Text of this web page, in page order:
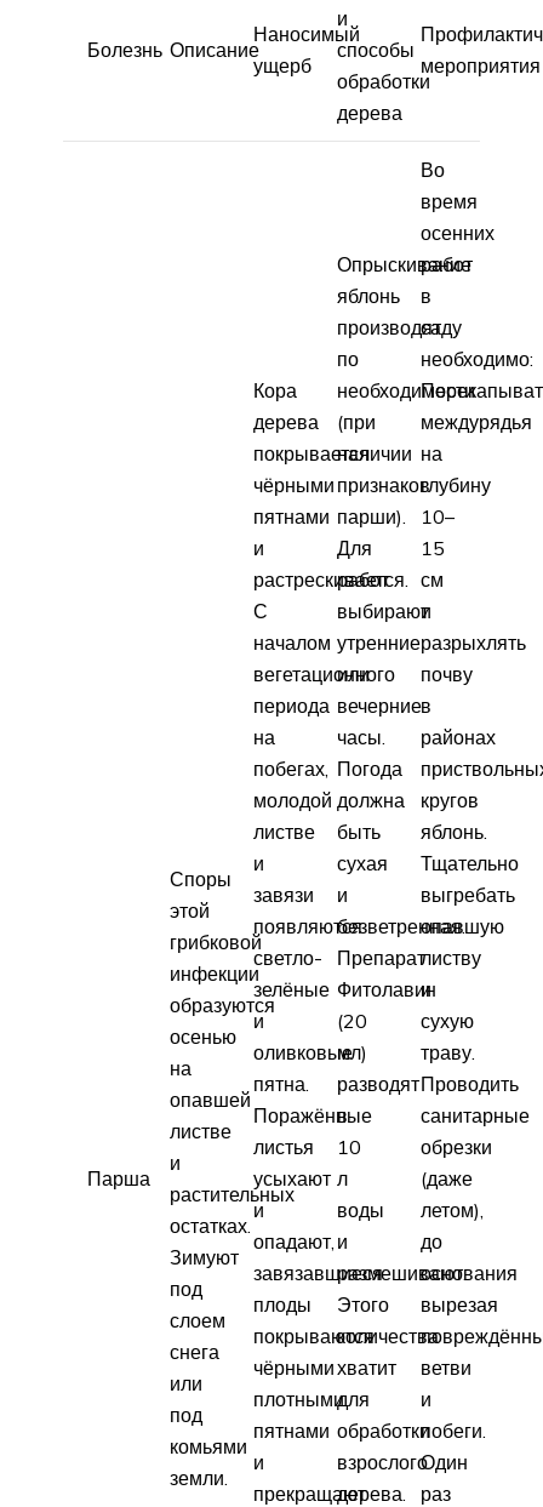
Болезнь Описание
Наносимый
ущерб
и
способы
обработки
дерева
мероприятия
Парша
Споры
этой
грибковой
инфекции
образуются
осенью
на
опавшей
листве
и
растительных
остатках.
Зимуют
под
слоем
снега
или
под
комьями
земли.
Кора
дерева
покрывается
чёрными
пятнами
и
растрескивается.
С
началом
вегетационного
периода
на
побегах,
молодой
листве
и
завязи
появляются
светло-
зелёные
и
оливковые
пятна.
Поражённые
листья
усыхают
и
опадают,
завязавшиеся
плоды
покрываются
чёрными
плотными
пятнами
и
прекращают
Опрыскивание
яблонь
производят
по
необходимости
(при
наличии
признаков
парши).
Для
работ
выбирают
утренние
или
вечерние
часы.
Погода
должна
быть
сухая
и
безветренная.
Препарат
Фитолавин
(20
мл)
разводят
в
10
л
воды
и
размешивают.
Этого
количества
хватит
для
обработки
взрослого
дерева.
Во
время
осенних
работ
в
саду
необходимо:
междурядья
на
глубину
10–
15
см
и
разрыхлять
почву
в
районах
кругов
яблонь.
Тщательно
выгребать
опавшую
листву
и
сухую
траву.
Проводить
санитарные
обрезки
(даже
летом),
до
основания
вырезая
ветви
и
побеги.
Один
раз